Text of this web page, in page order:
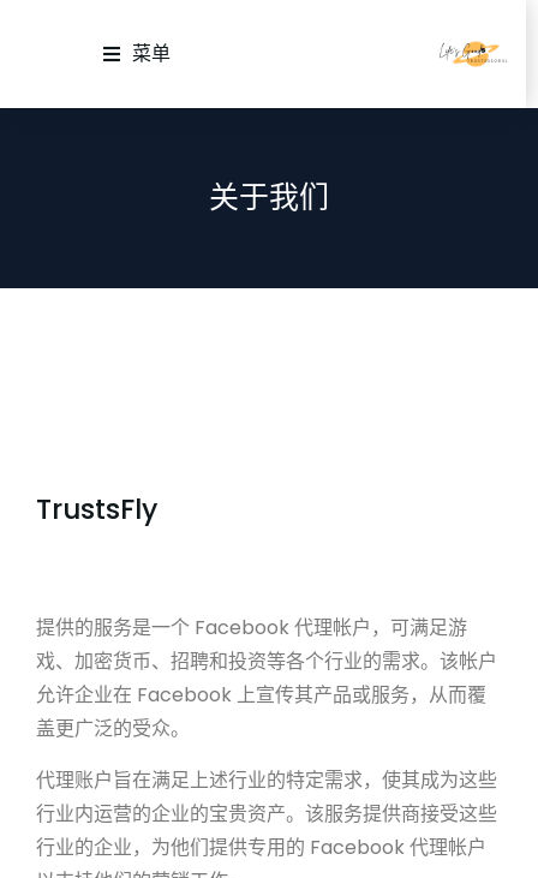
菜单
关于我们
TrustsFly
提供的服务是一个 Facebook 代理帐户，可满足游
戏、加密货币、招聘和投资等各个行业的需求。该帐户
允许企业在 Facebook 上宣传其产品或服务，从而覆
盖更广泛的受众。
代理账户旨在满足上述行业的特定需求，使其成为这些
行业内运营的企业的宝贵资产。该服务提供商接受这些
行业的企业，为他们提供专用的 Facebook 代理帐户